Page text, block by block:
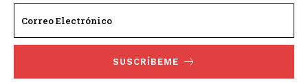
SUSCRÍBEME